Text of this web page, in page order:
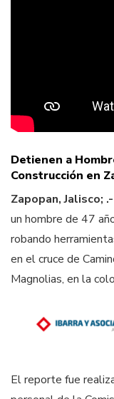
Detienen a
Construcción en
Zapopan, Jalisco; .-
un hombre de 47
robando
en el cruce de
Magnolias, en la
El reporte fue